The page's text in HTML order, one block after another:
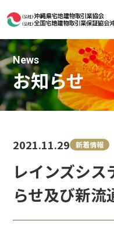
News
お知らせ
レインズシス
らせ及び新流
2021.11.29 新着情報